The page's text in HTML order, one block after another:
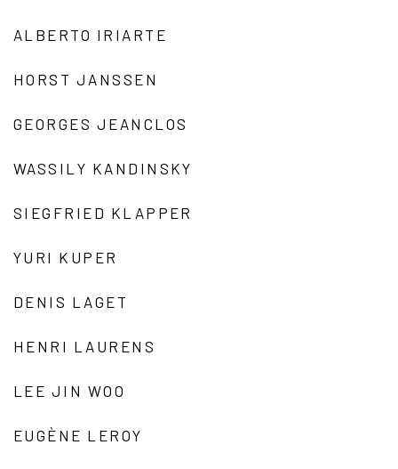
ALBERTO IRIARTE
HORST JANSSEN
GEORGES JEANCLOS
WASSILY KANDINSKY
SIEGFRIED KLAPPER
YURI KUPER
DENIS LAGET
HENRI LAURENS
LEE JIN WOO
EUGÈNE LEROY